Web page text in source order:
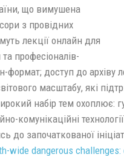
що вимушена
з провідних
лекції онлайн для
професіоналів-
формат; доступ до архіву
масштабу, які
набір тем охоплює:
комунікаційні
до започаткованої
wide dangerous